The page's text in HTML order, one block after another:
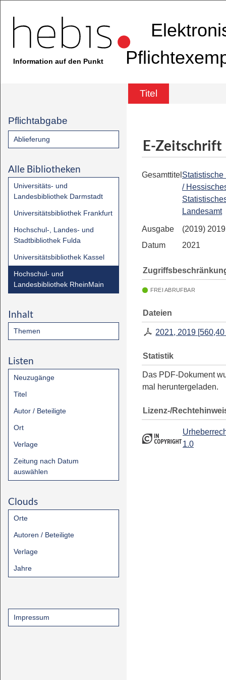
Information auf den Punkt
Titel
Pflichtabgabe
Ablieferung
Alle Bibliotheken
Universitäts- und
Landesbibliothek Darmstadt
Universitätsbibliothek Frankfurt
Hochschul-, Landes- und
Stadtbibliothek Fulda
Universitätsbibliothek Kassel
Hochschul- und
Landesbibliothek RheinMain
Inhalt
Themen
Listen
Neuzugänge
Titel
Autor / Beteiligte
Ort
Verlage
Zeitung nach Datum
auswählen
Clouds
Orte
Autoren / Beteiligte
Verlage
Jahre
Impressum
E-Zeitschrift
Gesamttitel Statistische
/
Landesamt
Ausgabe
(2019) 2019
Datum
2021
FREI ABRUFBAR
Dateien
2021, 2019 [
Statistik
Das PDF-Dokument
mal heruntergeladen.
Lizenz-/
1.0